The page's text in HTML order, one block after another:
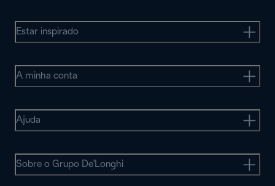
Estar inspirado
A minha conta
Ajuda
Sobre o Grupo De'Longhi